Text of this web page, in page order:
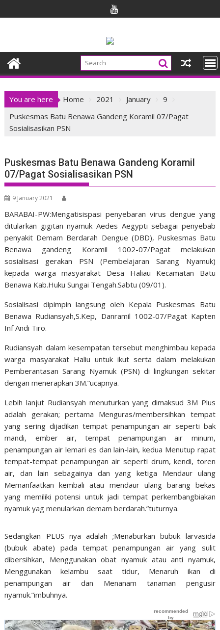
to
You are here Home 2021 January
9
Puskesmas Batu Benawa Gandeng Koramil 07/Pagat
Sosialisasikan PSN
Puskesmas Batu Benawa Gandeng Koramil
07/Pagat Sosialisasikan PSN
9 January 2021
BARABAI-PW:Mengatisispasi penyebaran virus dengue yang
ditularkan gigitan nyamuk Aedes Aegypti sebagai penyebab
penyakit Demam Berdarah Dengue (DBD), Puskesmas Batu
Benawa gandeng Koramil 1002-07/Pagat melakukan
sosialisasi gerakan PSN (Pembelajaran Sarang Nyamuk)
kepada warga masyarakat Desa Haliau Kecamatan Batu
Benawa Kab.Huku Sungai Tengah.Sabtu (09/01).
Sosialisasi dipimpin langsung oleh Kepala Puskesmas Batu
Benawa Rudiansyah,S.Kep, Danramil 1002-07/Pagat Kapten
Inf Andi Tiro.
Rudiansyah dalam kesempatan tersebut menghimbau kepada
warga masyarakat Haliu untuk ikut serta dalam melakukan
Pemberantasan Sarang Nyamuk (PSN) di lingkungan sekitar
dengan menerapkan 3M.”ucapnya.
Lebih lanjut Rudiansyah menuturkan yang dimaksud 3M Plus
adalah gerakan; pertama Menguras/membersihkan tempat
yang sering dijadikan tempat penampungan air seperti bak
mandi, ember air, tempat penampungan air minum,
penampungan air lemari es dan lain-lain, kedua Menutup rapat
tempat-tempat penampungan air seperti drum, kendi, toren
air, dan lain sebagainya dan yang ketiga Mendaur ulang
Memanfaatkan kembali atau mendaur ulang barang bekas
yang memiliki potensi untuk jadi tempat perkembangbiakan
nyamuk yag menularkan demam berdarah.”tuturnya.
Sedangkan PLUS nya adalah ;Menaburkan bubuk larvasida
(bubuk abate) pada tempat penampungan air yang sulit
dibersihkan, Menggunakan obat nyamuk atau anti nyamuk,
Menggunakan kelambu saat tidur, Menaruh ikan di
penampungan air dan Menanam tanaman pengusir
nyamuk.”imbuhnya.